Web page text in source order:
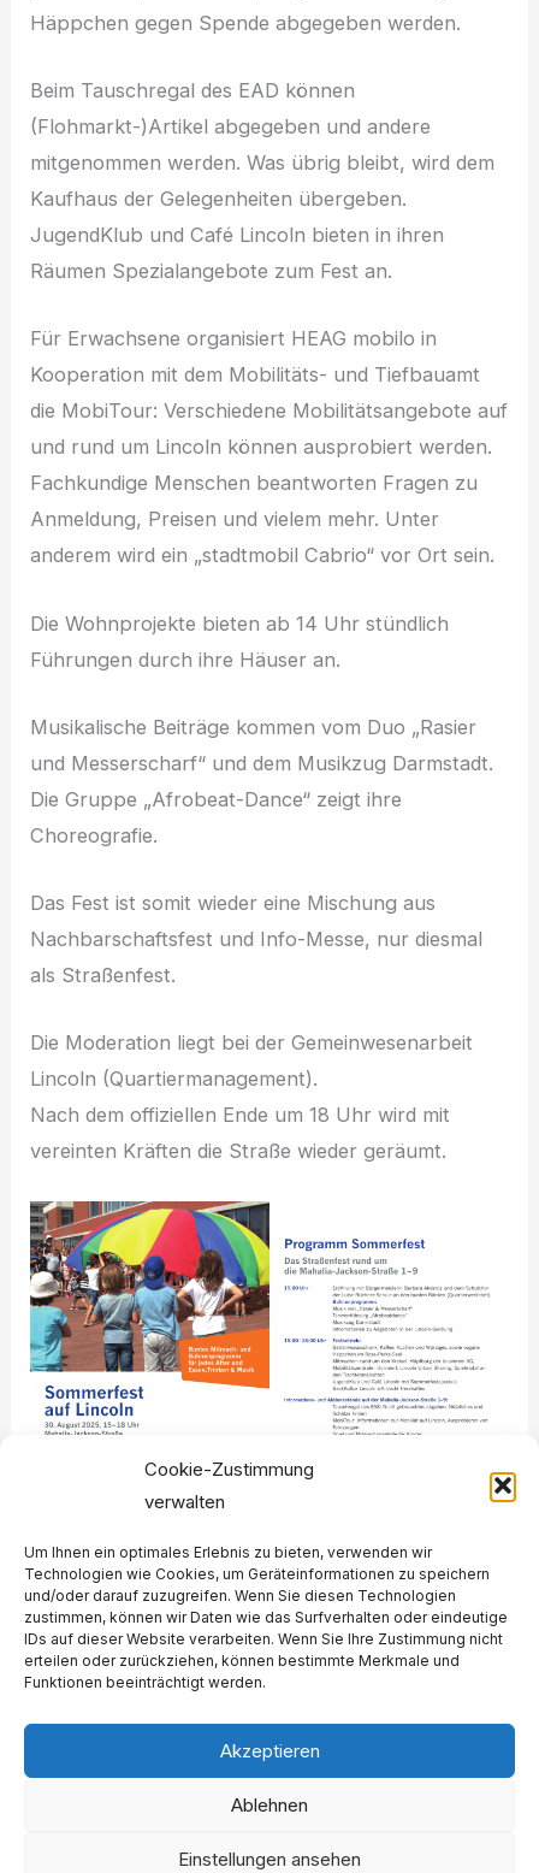
Cookie-Zustimmung
verwalten
Um Ihnen ein optimales Erlebnis zu bieten, verwenden wir
Technologien wie Cookies, um Geräteinformationen zu speichern
und/oder darauf zuzugreifen. Wenn Sie diesen Technologien
zustimmen, können wir Daten wie das Surfverhalten oder eindeutige
IDs auf dieser Website verarbeiten. Wenn Sie Ihre Zustimmung nicht
erteilen oder zurückziehen, können bestimmte Merkmale und
Funktionen beeinträchtigt werden.
Akzeptieren
Ablehnen
Einstellungen ansehen
Häppchen gegen Spende abgegeben werden.
Beim Tauschregal des EAD können
(Flohmarkt-)Artikel abgegeben und andere
mitgenommen werden. Was übrig bleibt, wird dem
Kaufhaus der Gelegenheiten übergeben.
JugendKlub und Café Lincoln bieten in ihren
Räumen Spezialangebote zum Fest an.
Für Erwachsene organisiert HEAG mobilo in
Kooperation mit dem Mobilitäts- und Tiefbauamt
die MobiTour: Verschiedene Mobilitätsangebote auf
und rund um Lincoln können ausprobiert werden.
Fachkundige Menschen beantworten Fragen zu
Anmeldung, Preisen und vielem mehr. Unter
anderem wird ein „stadtmobil Cabrio“ vor Ort sein.
Die Wohnprojekte bieten ab 14 Uhr stündlich
Führungen durch ihre Häuser an.
Musikalische Beiträge kommen vom Duo „Rasier
und Messerscharf“ und dem Musikzug Darmstadt.
Die Gruppe „Afrobeat-Dance“ zeigt ihre
Choreografie.
Das Fest ist somit wieder eine Mischung aus
Nachbarschaftsfest und Info-Messe, nur diesmal
als Straßenfest.
Die Moderation liegt bei der Gemeinwesenarbeit
Lincoln (Quartiermanagement).
Nach dem offiziellen Ende um 18 Uhr wird mit
vereinten Kräften die Straße wieder geräumt.
←Vorheriger Beitrag Nächster Beitrag
Impressum
Datenschutzerklärung
Cookie-Richtlinie (EU)